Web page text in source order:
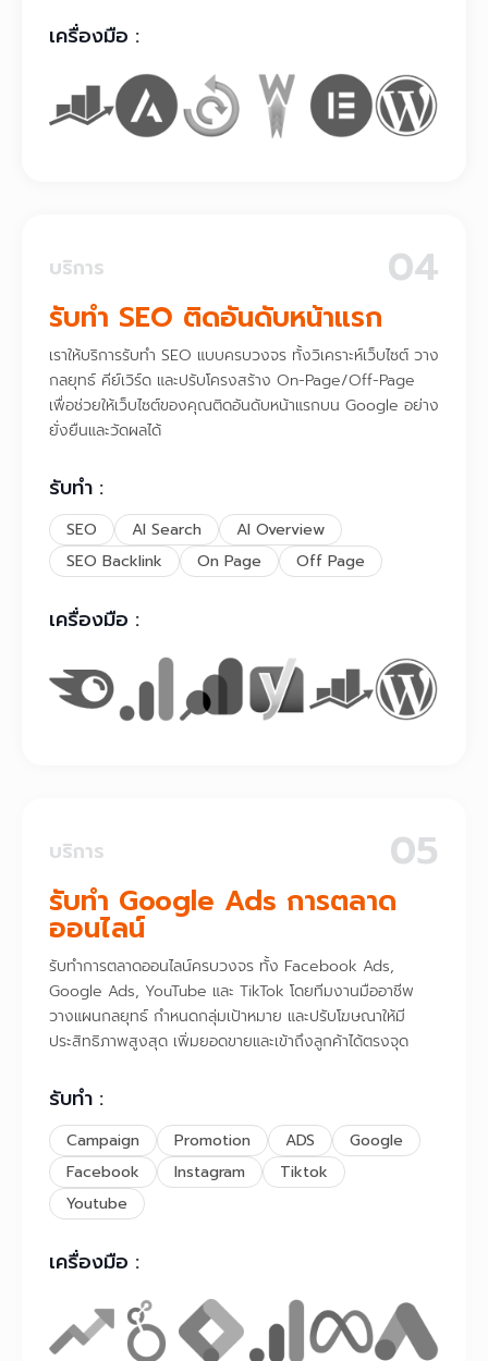
เครื่องมือ :
บริการ 04
รับทำ SEO ติดอันดับหน้าแรก
เราให้บริการรับทำ SEO แบบครบวงจร ทั้งวิเคราะห์เว็บไซต์ วาง
กลยุทธ์ คีย์เวิร์ด และปรับโครงสร้าง On-Page/Off-Page
เพื่อช่วยให้เว็บไซต์ของคุณติดอันดับหน้าแรกบน Google อย่าง
ยั่งยืนและวัดผลได้
รับทำ :
SEO AI Search
AI Overview
SEO Backlink
On Page Off Page
เครื่องมือ :
บริการ 05
รับทำ Google Ads การตลาด
ออนไลน์
รับทำการตลาดออนไลน์ครบวงจร ทั้ง Facebook Ads,
Google Ads, YouTube และ TikTok โดยทีมงานมืออาชีพ
วางแผนกลยุทธ์ กำหนดกลุ่มเป้าหมาย และปรับโฆษณาให้มี
ประสิทธิภาพสูงสุด เพิ่มยอดขายและเข้าถึงลูกค้าได้ตรงจุด
รับทำ :
Campaign Promotion ADS
Google
Facebook
Instagram
Tiktok
Youtube
เครื่องมือ :